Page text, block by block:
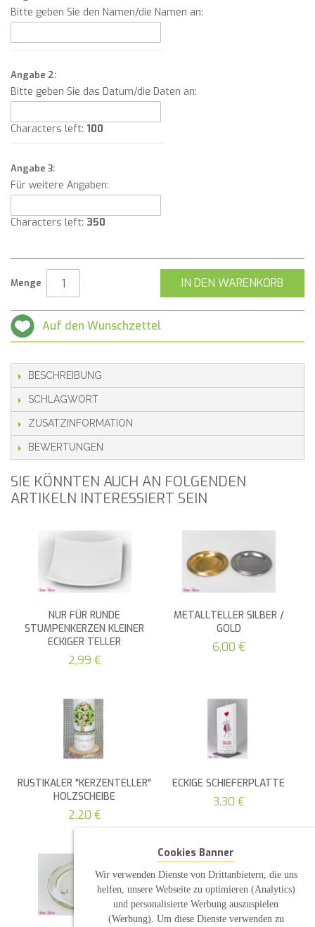
Bitte geben Sie den Namen/die Namen an:
Angabe 2:
Bitte geben Sie das Datum/die Daten an:
Characters left: 100
Angabe 3:
Für weitere Angaben:
Characters left: 350
Menge IN DEN WARENKORB
Auf den Wunschzettel
BESCHREIBUNG
SCHLAGWORT
ZUSATZINFORMATION
BEWERTUNGEN
SIE KÖNNTEN AUCH AN FOLGENDEN
ARTIKELN INTERESSIERT SEIN
NUR FÜR RUNDE
STUMPENKERZEN KLEINER
ECKIGER TELLER
2,99 €
METALLTELLER SILBER /
GOLD
6,00 €
RUSTIKALER "KERZENTELLER"
HOLZSCHEIBE
2,20 €
ECKIGE SCHIEFERPLATTE
3,30 €
Cookies Banner
Wir verwenden Dienste von Drittanbietern, die uns
helfen, unsere Webseite zu optimieren (Analytics)
und personalisierte Werbung auszuspielen
(Werbung). Um diese Dienste verwenden zu